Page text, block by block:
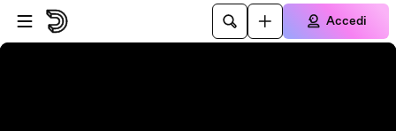
Vai al lettore
Passa al contenuto principale
Accedi